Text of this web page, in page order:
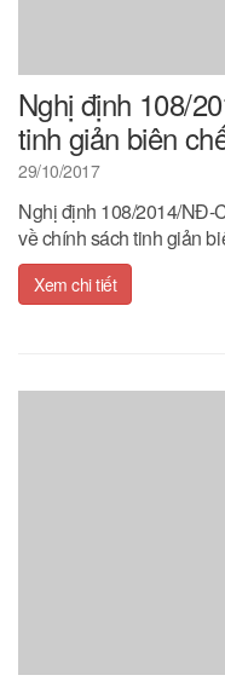
Nghị định 108/
tinh giản biên
29/10/2017
Nghị định 108/2014/NĐ-
về chính sách tinh giản
Xem chi tiết